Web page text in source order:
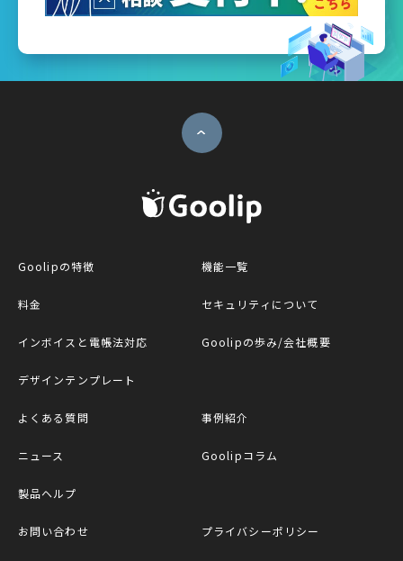
Goolipの特徴 機能一覧
料金 セキュリティについて
インボイスと電帳法対応 Goolipの歩み/会社概要
デザインテンプレート
よくある質問 事例紹介
ニュース Goolipコラム
製品ヘルプ
お問い合わせ プライバシーポリシー